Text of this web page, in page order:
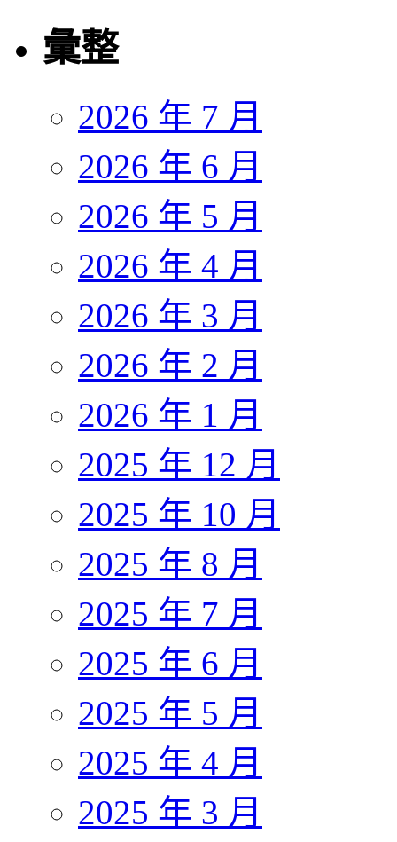
彙整
2026 年 7 月
2026 年 6 月
2026 年 5 月
2026 年 4 月
2026 年 3 月
2026 年 2 月
2026 年 1 月
2025 年 12 月
2025 年 10 月
2025 年 8 月
2025 年 7 月
2025 年 6 月
2025 年 5 月
2025 年 4 月
2025 年 3 月